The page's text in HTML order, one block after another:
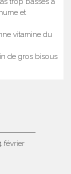
et
vitamine du
de gros bisous
février